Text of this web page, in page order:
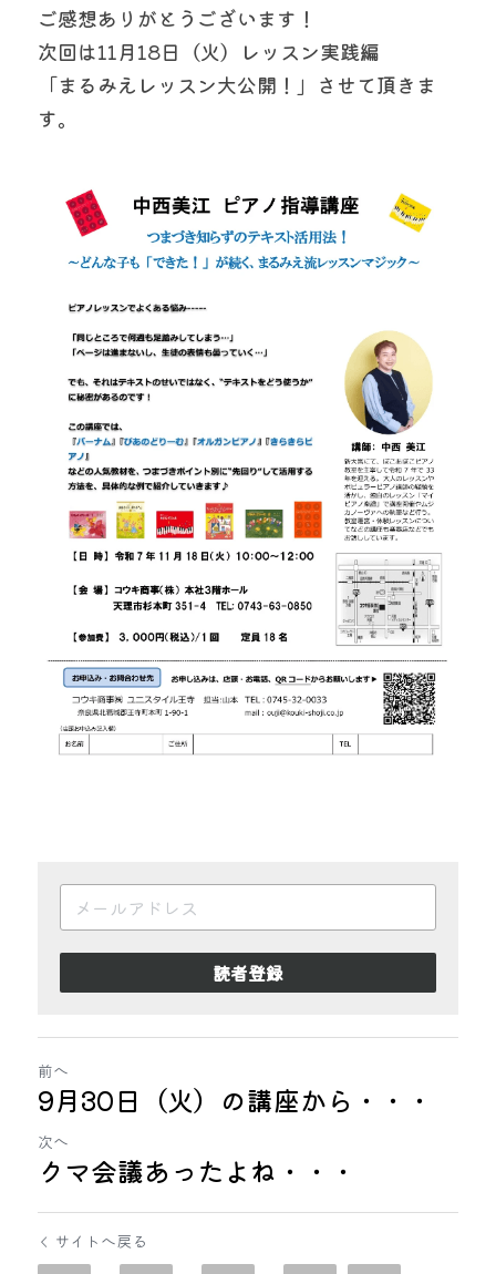
ご感想ありがとうございます！
次回は11月18日（火）レッスン実践編
「まるみえレッスン大公開！」させて頂きま
す。
読者登録
前へ
9月30日（火）の講座から・・・
次へ
クマ会議あったよね・・・
サイトへ戻る